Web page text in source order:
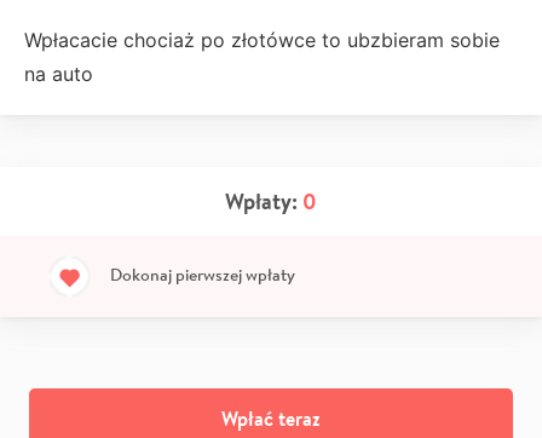
Wpłacacie chociaż po złotówce to ubzbieram sobie
na auto
Wpłaty: 0
Dokonaj pierwszej wpłaty
Wpłać teraz